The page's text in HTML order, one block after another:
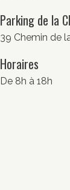
Parking de la
39 Chemin de
Horaires
De 8h à 18h